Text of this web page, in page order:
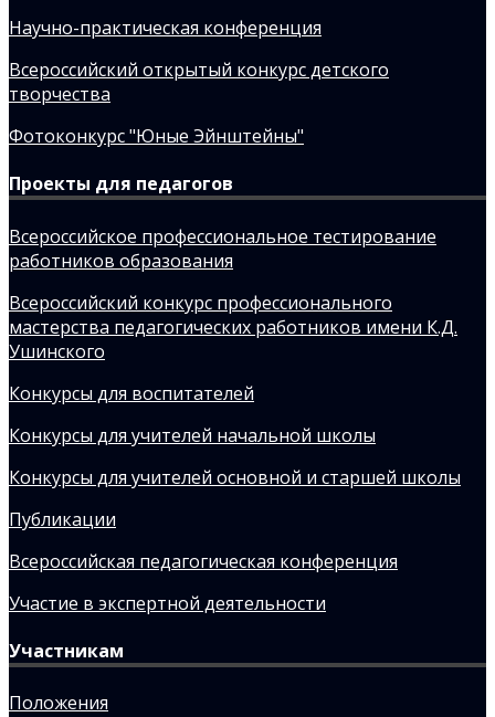
Научно-практическая конференция
Всероссийский открытый конкурс детского
творчества
Фотоконкурс "Юные Эйнштейны"
Проекты для педагогов
Всероссийское профессиональное тестирование
работников образования
Всероссийский конкурс профессионального
мастерства педагогических работников имени К.Д.
Ушинского
Конкурсы для воспитателей
Конкурсы для учителей начальной школы
Конкурсы для учителей основной и старшей школы
Публикации
Всероссийская педагогическая конференция
Участие в экспертной деятельности
Участникам
Положения